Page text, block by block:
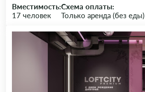
Вместимость:
17 человек
Схема оплаты:
Только аренда (без еды)